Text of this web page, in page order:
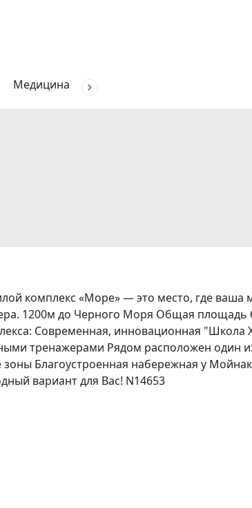
Медицина
«Море» — это место, где ваша
1200м до Черного Моря Общая площадь
Современная, инновационная "Школа
тренажерами Рядом расположен
зоны Благоустроенная набережная у
вариант для Вас! N14653